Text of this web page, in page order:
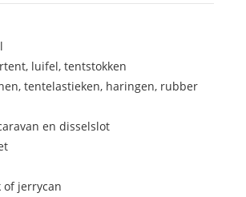
luifel, tentstokken
tentelastieken, haringen, rubber
en disselslot
of jerrycan